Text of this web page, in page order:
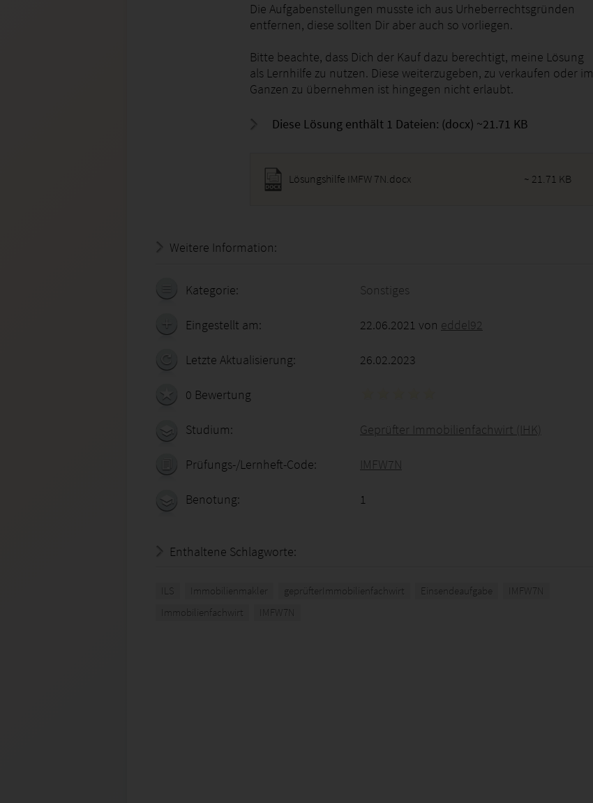
Die Aufgabenstellungen musste ich aus Urheberrechtsgründen
entfernen, diese sollten Dir aber auch so vorliegen.
Bitte beachte, dass Dich der Kauf dazu berechtigt, meine Lösung
als Lernhilfe zu nutzen. Diese weiterzugeben, zu verkaufen oder im
Ganzen zu übernehmen ist hingegen nicht erlaubt.
Diese Lösung enthält 1 Dateien: (docx) ~21.71 KB
Lösungshilfe IMFW 7N.docx ~ 21.71 KB
Weitere Information:
Kategorie: Sonstiges
Eingestellt am: 22.06.2021 von eddel92
Letzte Aktualisierung: 26.02.2023
0 Bewertung
Studium: Geprüfter Immobilienfachwirt (IHK)
Prüfungs-/Lernheft-Code: IMFW7N
Benotung: 1
Enthaltene Schlagworte:
ILS Immobilienmakler geprüfterImmobilienfachwirt Einsendeaufgabe
IMFW7N
Immobilienfachwirt
IMFW7N